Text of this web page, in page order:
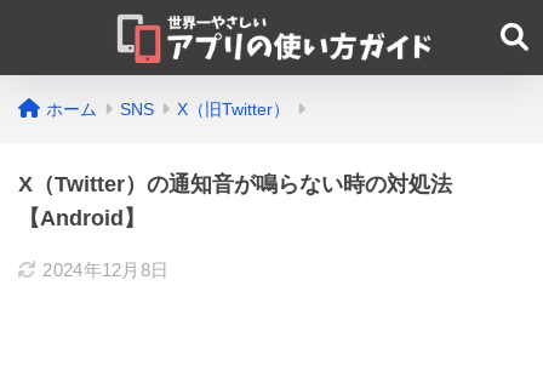
ホーム SNS X（旧Twitter）
X（Twitter）の通知音が鳴らない時の対処法
【Android】
2024年12月8日